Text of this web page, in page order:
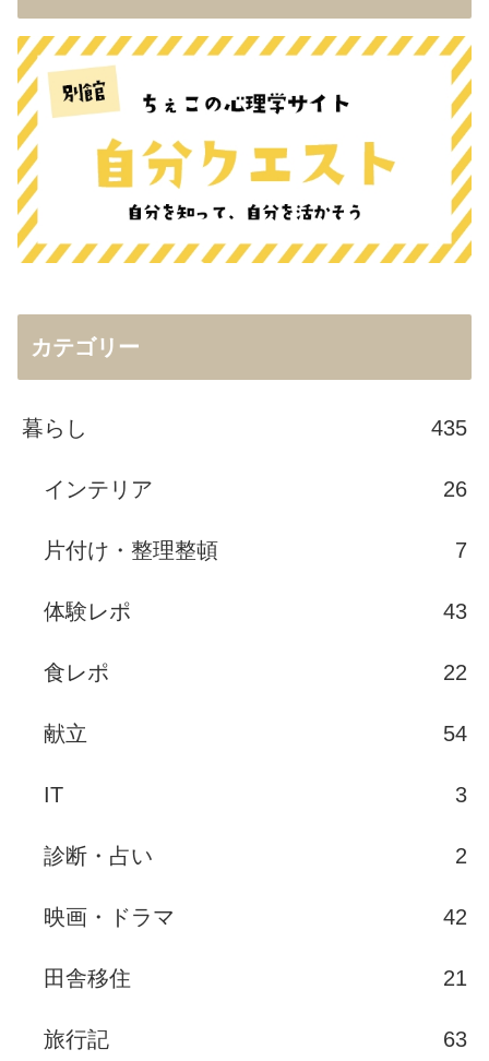
カテゴリー
暮らし 435
インテリア 26
片付け・整理整頓 7
体験レポ 43
食レポ 22
献立 54
IT 3
診断・占い 2
映画・ドラマ 42
田舎移住 21
旅行記 63